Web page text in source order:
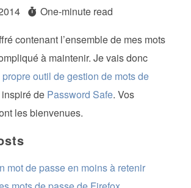
One-minute read
contenant l’ensemble de mes mots
à maintenir. Je vais donc
propre outil de gestion de mots de
de Password Safe. Vos
les bienvenues.
mot de passe en moins à retenir